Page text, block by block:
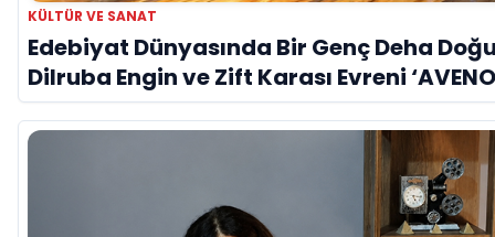
KÜLTÜR VE SANAT
Edebiyat Dünyasında Bir Genç Deha
Dilruba Engin ve Zift Karası Evreni